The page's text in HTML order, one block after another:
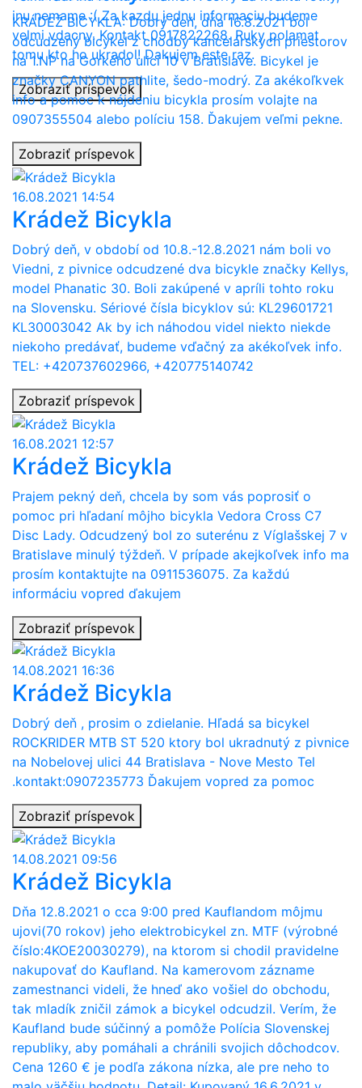
inu nemame :( Za kazdu jednu informaciu budeme
velmi vdacny. Kontakt 0917822268. Ruky polamat
tomu kto ho ukradol! Dakujem este raz.
Zobraziť príspevok
KRÁDEŽ BICYKLA: Dobrý deň, dňa 16.8.2021 bol
odcudzený bicykel z chodby kancelárskych priestorov
na 1.NP na Gorkého ulici 10 v Bratislave. Bicykel je
značky CANYON pathlite, šedo-modrý. Za akékoľkvek
info a pomoc k nájdeniu bicykla prosím volajte na
0907355504 alebo políciu 158. Ďakujem veľmi pekne.
Zobraziť príspevok
16.08.2021 14:54
Krádež Bicykla
Dobrý deň, v období od 10.8.-12.8.2021 nám boli vo
Viedni, z pivnice odcudzené dva bicykle značky Kellys,
model Phanatic 30. Boli zakúpené v apríli tohto roku
na Slovensku. Sériové čísla bicyklov sú: KL29601721
KL30003042 Ak by ich náhodou videl niekto niekde
niekoho predávať, budeme vďačný za akékoľvek info.
TEL: +420737602966, +420775140742
Zobraziť príspevok
16.08.2021 12:57
Krádež Bicykla
Prajem pekný deň, chcela by som vás poprosiť o
pomoc pri hľadaní môjho bicykla Vedora Cross C7
Disc Lady. Odcudzený bol zo suterénu z Víglašskej 7 v
Bratislave minulý týždeň. V prípade akejkoľvek info ma
prosím kontaktujte na 0911536075. Za každú
informáciu vopred ďakujem
Zobraziť príspevok
14.08.2021 16:36
Krádež Bicykla
Dobrý deň , prosim o zdielanie. Hľadá sa bicykel
ROCKRIDER MTB ST 520 ktory bol ukradnutý z pivnice
na Nobelovej ulici 44 Bratislava - Nove Mesto Tel
.kontakt:0907235773 Ďakujem vopred za pomoc
Zobraziť príspevok
14.08.2021 09:56
Krádež Bicykla
Dňa 12.8.2021 o cca 9:00 pred Kauflandom môjmu
ujovi(70 rokov) jeho elektrobicykel zn. MTF (výrobné
číslo:4KOE20030279), na ktorom si chodil pravidelne
nakupovať do Kaufland. Na kamerovom zázname
zamestnanci videli, že hneď ako vošiel do obchodu,
tak mladík zničil zámok a bicykel odcudzil. Verím, že
Kaufland bude súčinný a pomôže Polícia Slovenskej
republiky, aby pomáhali a chránili svojich dôchodcov.
Cena 1260 € je podľa zákona nízka, ale pre neho to